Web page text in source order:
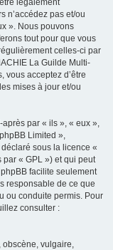
légalement
n’accédez pas et/ou
». Nous pouvons
tout pour que vous
celles-ci par
La Guilde Multi-
vous acceptez d’être
mises à jour et/ou
par « ils », « eux »,
Limited »,
sous la licence «
« GPL ») et qui peut
facilite seulement
responsable de ce que
ou conduite permis. Pour
consulter :
obscène, vulgaire,